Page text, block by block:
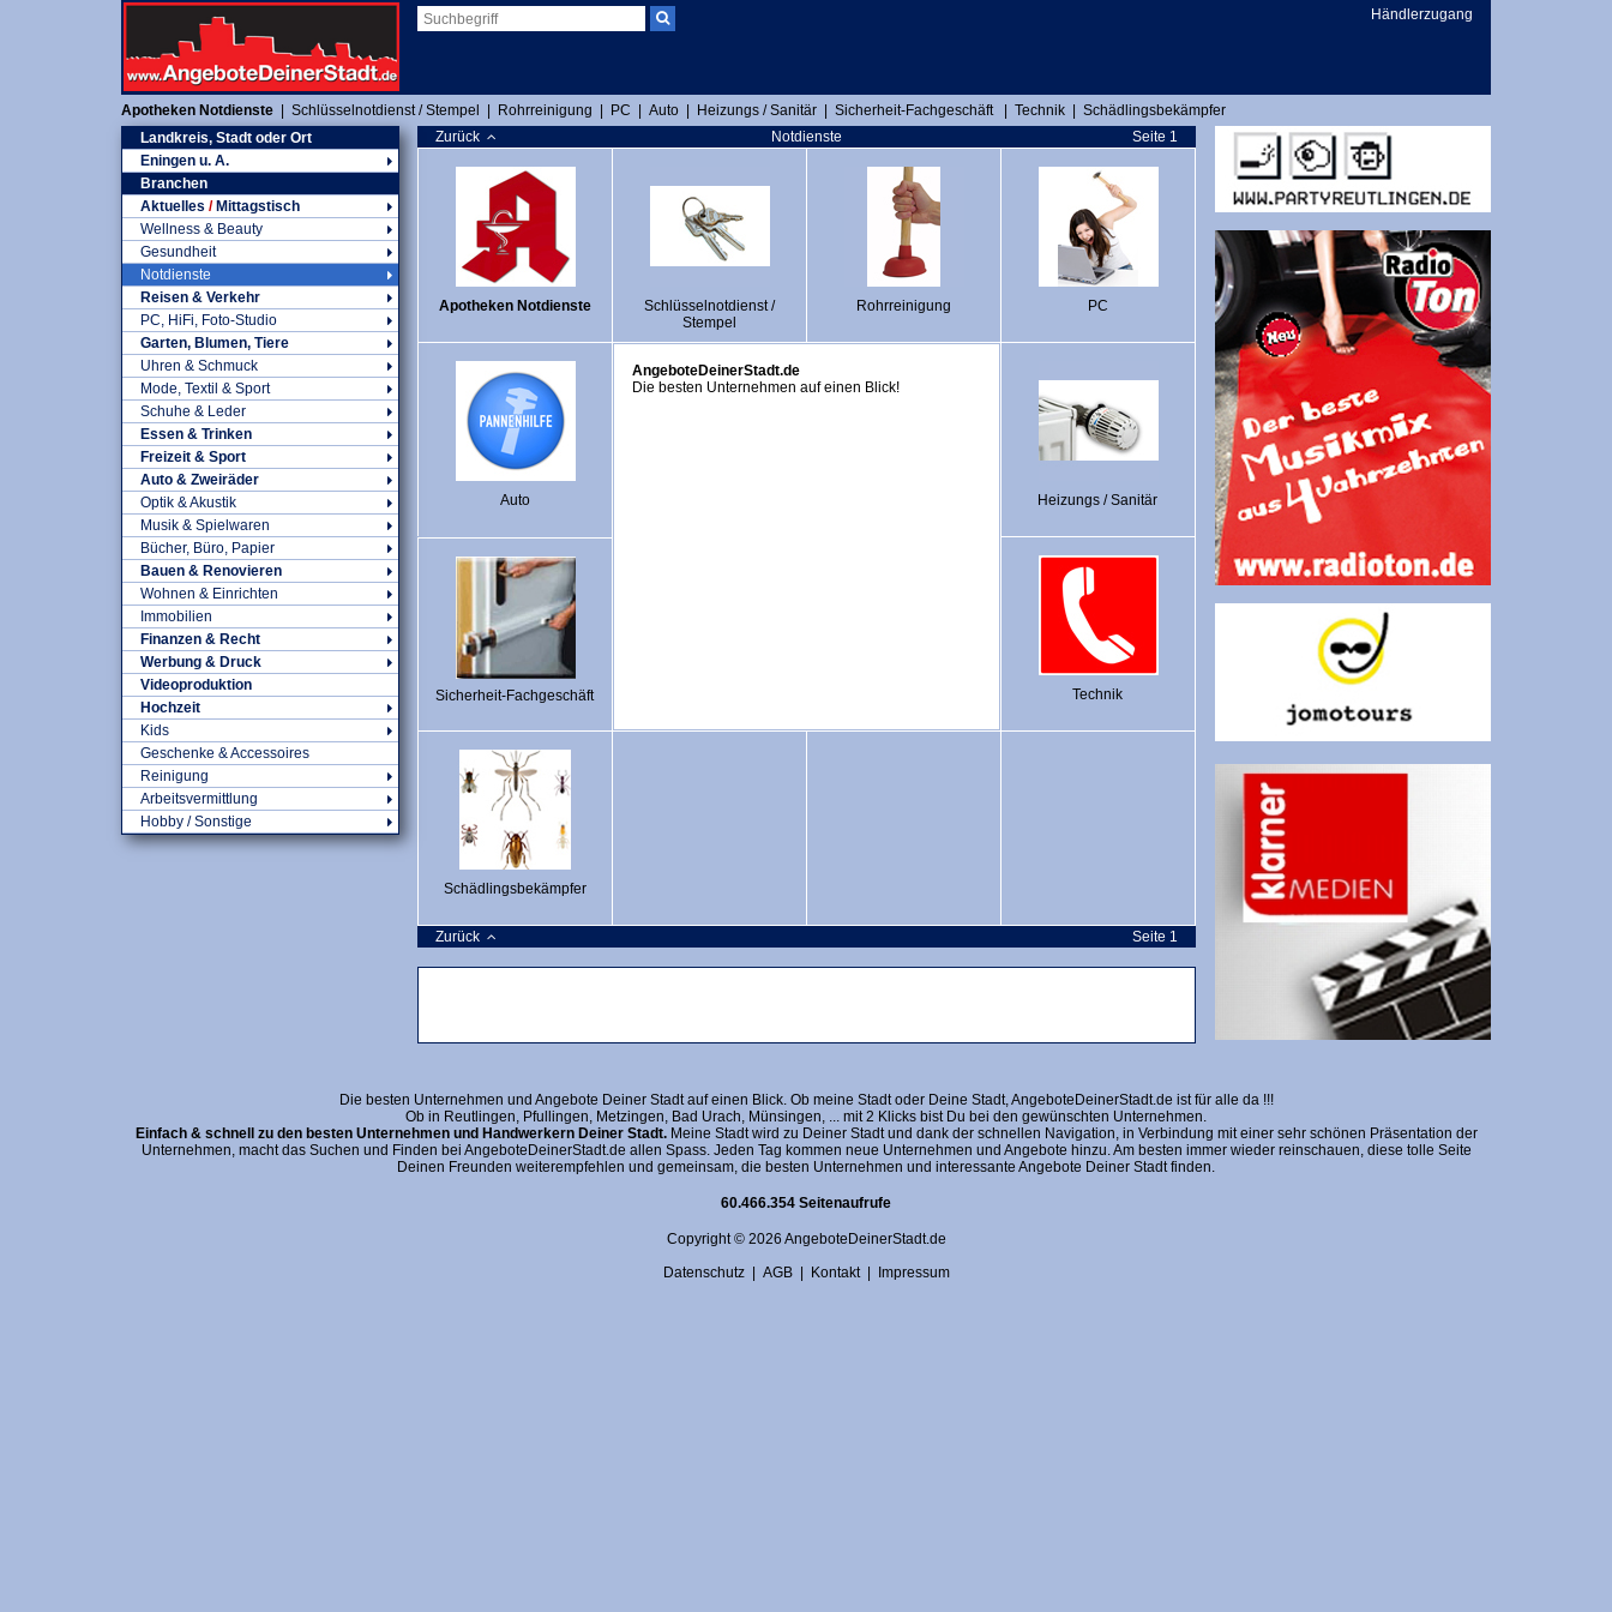
Händlerzugang
Apotheken Notdienste Schlüsselnotdienst / Stempel Rohrreinigung PC Auto Heizungs / Sanitär Sicherheit-Fachgeschäft Technik
Schädlingsbekämpfer
Landkreis, Stadt oder Ort
Eningen u. A.
Branchen
Aktuelles /Mittagstisch
Wellness & Beauty
Gesundheit
Notdienste
Reisen & Verkehr
PC, HiFi, Foto-Studio
Garten, Blumen, Tiere
Uhren & Schmuck
Mode, Textil & Sport
Schuhe & Leder
Essen & Trinken
Freizeit & Sport
Auto & Zweiräder
Optik & Akustik
Musik & Spielwaren
Bücher, Büro, Papier
Bauen & Renovieren
Wohnen & Einrichten
Immobilien
Finanzen & Recht
Werbung & Druck
Videoproduktion
Hochzeit
Kids
Geschenke & Accessoires
Reinigung
Arbeitsvermittlung
Hobby / Sonstige
Zurück Notdienste Seite 1
Apotheken Notdienste
Schlüsselnotdienst /
Stempel
Rohrreinigung PC
Auto
AngeboteDeinerStadt.de
Die besten Unternehmen auf einen Blick!
Heizungs / Sanitär
Sicherheit-Fachgeschäft Technik
Schädlingsbekämpfer
Zurück Seite 1
Die besten Unternehmen und Angebote Deiner Stadt auf einen Blick. Ob meine Stadt oder Deine Stadt, AngeboteDeinerStadt.de ist für alle da !!!
Ob in Reutlingen, Pfullingen, Metzingen, Bad Urach, Münsingen, ... mit 2 Klicks bist Du bei den gewünschten Unternehmen.
Einfach & schnell zu den besten Unternehmen und Handwerkern Deiner Stadt.Meine Stadt wird zu Deiner Stadt und dank der schnellen Navigation, in Verbindung mit einer sehr schönen Präsentation der
Unternehmen, macht das Suchen und Finden bei AngeboteDeinerStadt.de allen Spass. Jeden Tag kommen neue Unternehmen und Angebote hinzu. Am besten immer wieder reinschauen, diese tolle Seite
Deinen Freunden weiterempfehlen und gemeinsam, die besten Unternehmen und interessante Angebote Deiner Stadt finden.
60.466.354 Seitenaufrufe
Copyright © 2026 AngeboteDeinerStadt.de
Datenschutz| AGB| Kontakt| Impressum